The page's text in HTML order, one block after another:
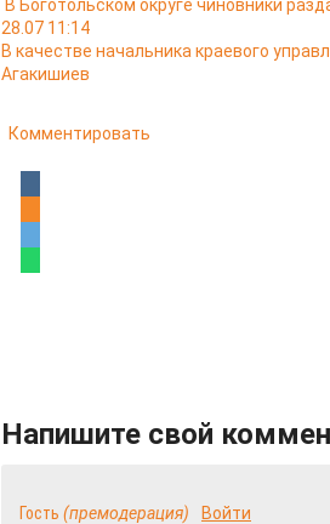
В Боготольском округе чиновники
28.07 11:14
В качестве начальника краевого
Агакишиев
Комментировать
Напишите свой
Гость (премодерация) Войти